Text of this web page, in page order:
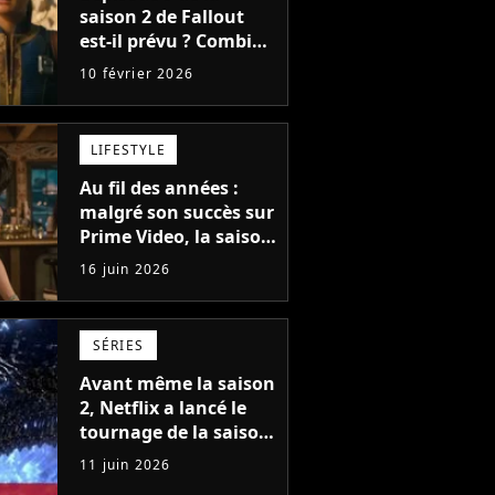
saison 2 de Fallout
est-il prévu ? Combien
de temps faudra-t-il
prochain épisode ?
10 février 2026
LIFESTYLE
Au fil des années :
malgré son succès sur
Prime Video, la saison
2 n'est pas garantie,
mais son créateur est
optimiste : "Je vois
cinq saisons"
16 juin 2026
SÉRIES
Avant même la saison
2, Netflix a lancé le
tournage de la saison
3 de sa saga de
science-fiction des
11 juin 2026